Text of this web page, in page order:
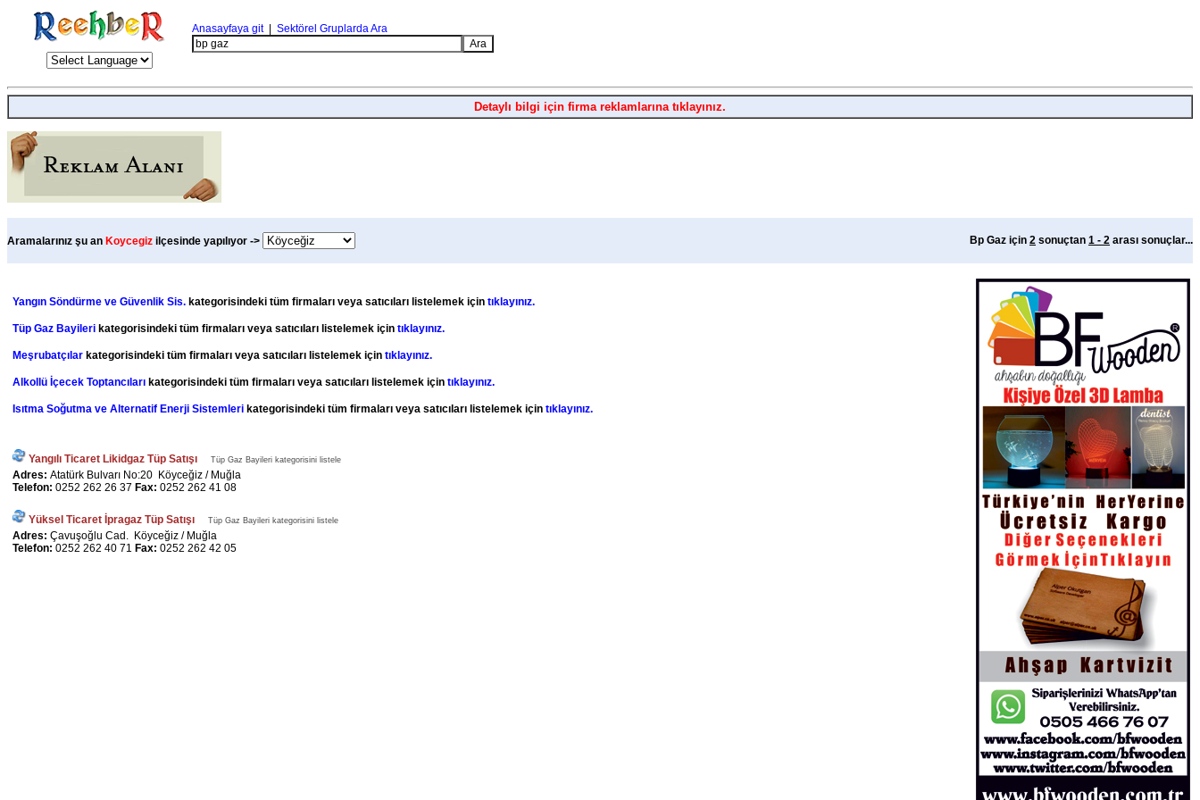
Anasayfaya git| Sektörel Gruplarda Ara
Detaylı bilgi için firma reklamlarına tıklayınız.
Aramalarınız şu an Koycegiz ilçesinde yapılıyor -> Bp Gaz için 2 sonuçtan 1 - 2 arası sonuçlar...
Yangın Söndürme ve Güvenlik Sis. kategorisindeki tüm firmaları veya satıcıları listelemek için tıklayınız.
Tüp Gaz Bayileri kategorisindeki tüm firmaları veya satıcıları listelemek için tıklayınız.
Meşrubatçılar kategorisindeki tüm firmaları veya satıcıları listelemek için tıklayınız.
Alkollü İçecek Toptancıları kategorisindeki tüm firmaları veya satıcıları listelemek için tıklayınız.
Isıtma Soğutma ve Alternatif Enerji Sistemleri kategorisindeki tüm firmaları veya satıcıları listelemek için tıklayınız.
Yangılı Ticaret Likidgaz Tüp Satışı Tüp Gaz Bayileri kategorisini listele
Adres: Atatürk Bulvarı No:20 Köyceğiz / Muğla
Telefon: 0252 262 26 37 Fax: 0252 262 41 08
Yüksel Ticaret İpragaz Tüp Satışı Tüp Gaz Bayileri kategorisini listele
Adres: Çavuşoğlu Cad. Köyceğiz / Muğla
Telefon: 0252 262 40 71 Fax: 0252 262 42 05